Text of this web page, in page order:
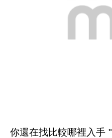
你還在找比較哪裡入手 "